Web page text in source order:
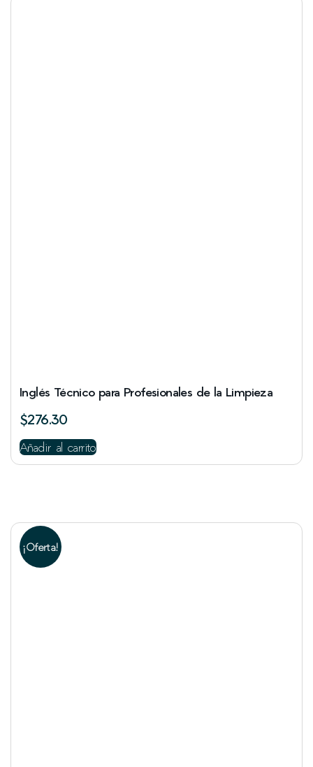
Inglés Técnico para Profesionales de la Limpieza
$276.30
Añadir al carrito
¡Oferta!